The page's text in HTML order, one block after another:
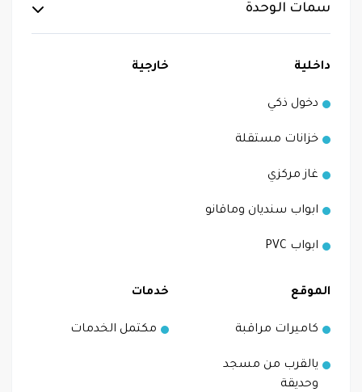
سمات الوحدة
داخلية
دخول ذكي
خزانات مستقلة
غاز مركزي
ابواب سنديان وماقانو
ابواب PVC
خارجية
الموقع
كاميرات مراقبة
يالقرب من مسجد
وحديقة
خدمات
مكتمل الخدمات